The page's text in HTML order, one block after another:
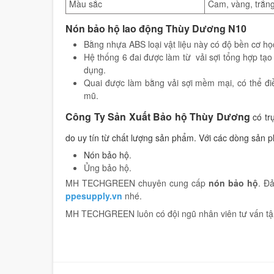
Màu sắc Cam, vàng,
Nón bảo hộ lao động Thùy Dương N10
Bằng nhựa ABS loại vật liệu này có độ bền cơ
Hệ thống 6 đai được làm từ vải sợi tổng hợp
dụng.
Quai được làm bằng vải sợi mềm mại, có thể
mũ.
Công Ty Sản Xuất Bảo hộ Thùy Dương có
do uy tín từ chất lượng sản phẩm. Với các dòng sản
Nón bảo hộ.
Ủng bảo hộ.
MH TECHGREEN chuyên cung cấp nón bảo hộ.
ppesupply.vn nhé.
MH TECHGREEN luôn có đội ngũ nhân viên tư vấn